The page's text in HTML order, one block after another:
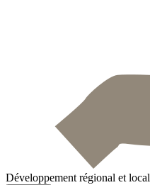
Développement régional et local